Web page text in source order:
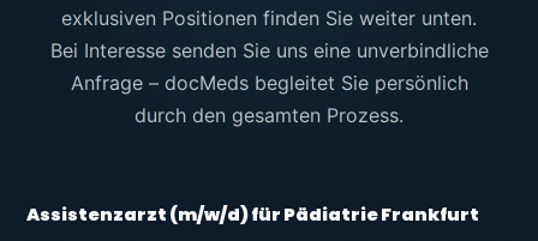
exklusiven Positionen finden Sie weiter unten.
Bei Interesse senden Sie uns eine unverbindliche
Anfrage – docMeds begleitet Sie persönlich
durch den gesamten Prozess.
Assistenzarzt (m/w/d) für Pädiatrie Frankfurt